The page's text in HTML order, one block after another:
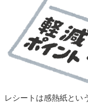
レシートは感熱紙とい